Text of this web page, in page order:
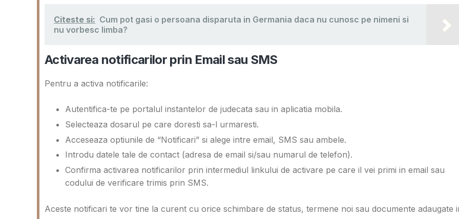
Citeste si: Cum pot gasi o persoana disparuta in Germania daca nu cunosc pe nimeni si
nu vorbesc limba?
Activarea notificarilor prin Email sau SMS
Pentru a activa notificarile:
Autentifica-te pe portalul instantelor de judecata sau in aplicatia mobila.
Selecteaza dosarul pe care doresti sa-l urmaresti.
Acceseaza optiunile de “Notificari” si alege intre email, SMS sau ambele.
Introdu datele tale de contact (adresa de email si/sau numarul de telefon).
Confirma activarea notificarilor prin intermediul linkului de activare pe care il vei primi in email sau
codului de verificare trimis prin SMS.
Aceste notificari te vor tine la curent cu orice schimbare de status, termene noi sau documente adaugate